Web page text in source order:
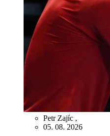
Petr Zajíc ,
05. 08. 2026